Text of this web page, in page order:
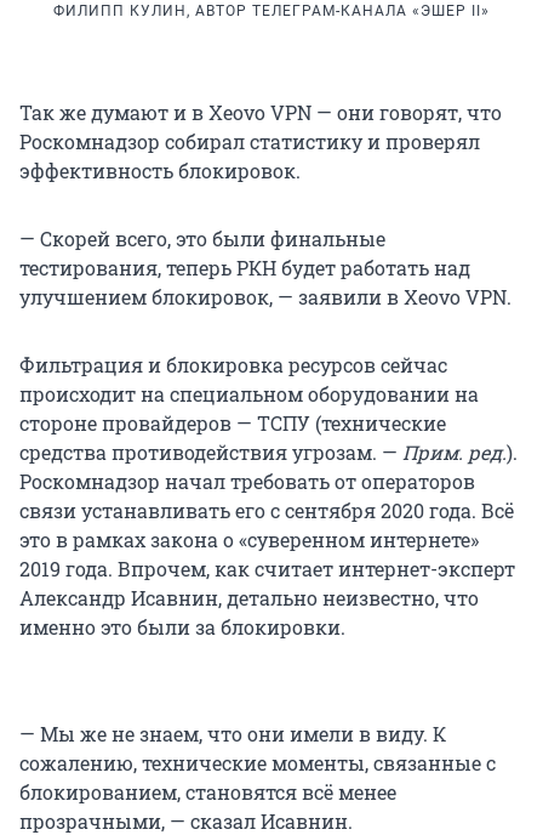
ФИЛИПП КУЛИН, АВТОР ТЕЛЕГРАМ-КАНАЛА «ЭШЕР II»
Так же думают и в Xeovo VPN — они говорят, что
Роскомнадзор собирал статистику и проверял
эффективность блокировок.
— Скорей всего, это были финальные
тестирования, теперь РКН будет работать над
улучшением блокировок, — заявили в Xeovo VPN.
Фильтрация и блокировка ресурсов сейчас
происходит на специальном оборудовании на
стороне провайдеров — ТСПУ (технические
средства противодействия угрозам. — Прим. ред.).
Роскомнадзор начал требовать от операторов
связи устанавливать его с сентября 2020 года. Всё
это в рамках закона о «суверенном интернете»
2019 года. Впрочем, как считает интернет-эксперт
Александр Исавнин, детально неизвестно, что
именно это были за блокировки.
— Мы же не знаем, что они имели в виду. К
сожалению, технические моменты, связанные с
блокированием, становятся всё менее
прозрачными, — сказал Исавнин.